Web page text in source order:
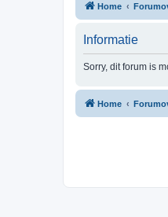
Home
Informatie
Sorry, dit forum is
Home